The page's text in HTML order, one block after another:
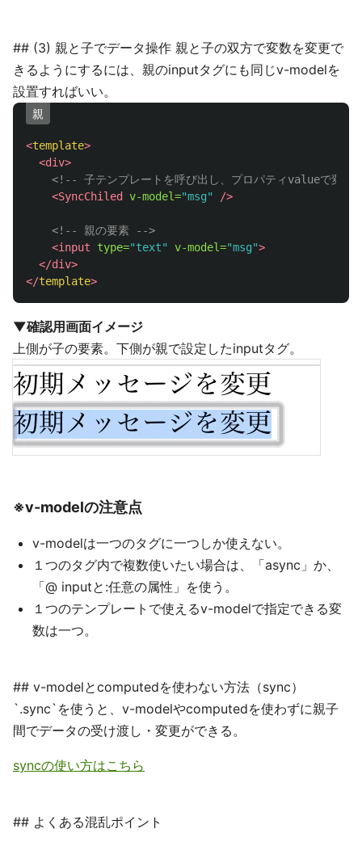
## (3) 親と子でデータ操作 親と子の双方で変数を変更で
きるようにするには、親のinputタグにも同じv-modelを
設置すればいい。
親
<template>
<div>
<!-- 子テンプレートを呼び出し、プロパティvalueで変数
<SyncChiled
v-model="msg" />
<!-- 親の要素 -->
<input
type="text" v-model="msg">
</div>
</template>
▼確認用画面イメージ
上側が子の要素。下側が親で設定したinputタグ。
※v-modelの注意点
v-modelは一つのタグに一つしか使えない。
１つのタグ内で複数使いたい場合は、「async」か、
「@ inputと:任意の属性」を使う。
１つのテンプレートで使えるv-modelで指定できる変
数は一つ。
## v-modelとcomputedを使わない方法（sync）
`.sync`を使うと、v-modelやcomputedを使わずに親子
間でデータの受け渡し・変更ができる。
syncの使い方はこちら
## よくある混乱ポイント